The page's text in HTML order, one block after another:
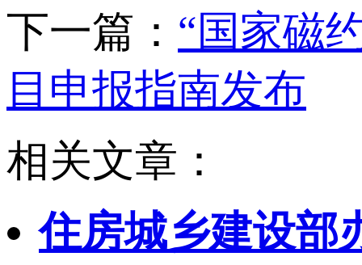
下一篇： “国家磁
目申报指南发布
相关文章：
住房城乡建设部